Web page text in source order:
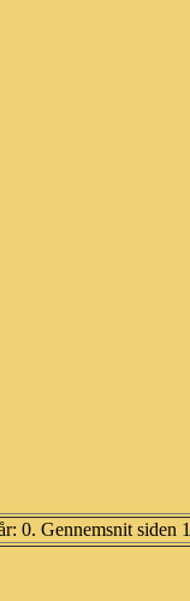
0. Gennemsnit siden